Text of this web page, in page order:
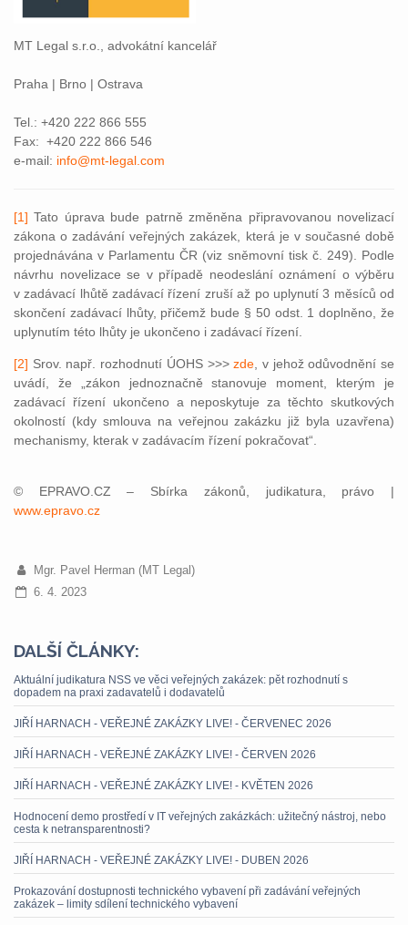
MT Legal s.r.o., advokátní kancelář
Praha | Brno | Ostrava
Tel.: +420 222 866 555
Fax: +420 222 866 546
e-mail: info@mt-legal.com
[1] Tato úprava bude patrně změněna připravovanou novelizací
zákona o zadávání veřejných zakázek, která je v současné době
projednávána v Parlamentu ČR (viz sněmovní tisk č. 249). Podle
návrhu novelizace se v případě neodeslání oznámení o výběru
v zadávací lhůtě zadávací řízení zruší až po uplynutí 3 měsíců od
skončení zadávací lhůty, přičemž bude § 50 odst. 1 doplněno, že
uplynutím této lhůty je ukončeno i zadávací řízení.
[2] Srov. např. rozhodnutí ÚOHS >>>zde, v jehož odůvodnění se
uvádí, že „zákon jednoznačně stanovuje moment, kterým je
zadávací řízení ukončeno a neposkytuje za těchto skutkových
okolností (kdy smlouva na veřejnou zakázku již byla uzavřena)
mechanismy, kterak v zadávacím řízení pokračovat“.
© EPRAVO.CZ – Sbírka zákonů, judikatura, právo |
www.epravo.cz
Mgr. Pavel Herman (MT Legal)
6. 4. 2023
DALŠÍ ČLÁNKY:
Aktuální judikatura NSS ve věci veřejných zakázek: pět rozhodnutí s
dopadem na praxi zadavatelů i dodavatelů
JIŘÍ HARNACH - VEŘEJNÉ ZAKÁZKY LIVE! - ČERVENEC 2026
JIŘÍ HARNACH - VEŘEJNÉ ZAKÁZKY LIVE! - ČERVEN 2026
JIŘÍ HARNACH - VEŘEJNÉ ZAKÁZKY LIVE! - KVĚTEN 2026
Hodnocení demo prostředí v IT veřejných zakázkách: užitečný nástroj, nebo
cesta k netransparentnosti?
JIŘÍ HARNACH - VEŘEJNÉ ZAKÁZKY LIVE! - DUBEN 2026
Prokazování dostupnosti technického vybavení při zadávání veřejných
zakázek – limity sdílení technického vybavení